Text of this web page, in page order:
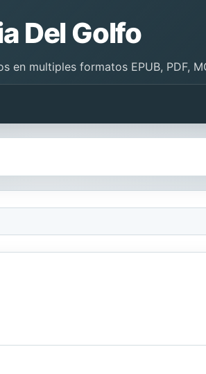
Del Golfo
en multiples formatos EPUB, PDF,